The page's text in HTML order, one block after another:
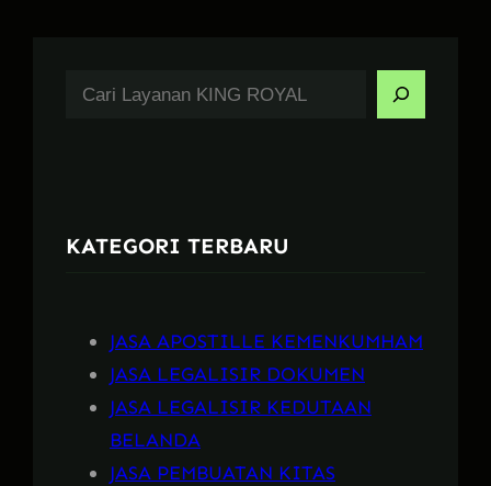
h
KATEGORI TERBARU
JASA APOSTILLE KEMENKUMHAM
JASA LEGALISIR DOKUMEN
JASA LEGALISIR KEDUTAAN
BELANDA
JASA PEMBUATAN KITAS